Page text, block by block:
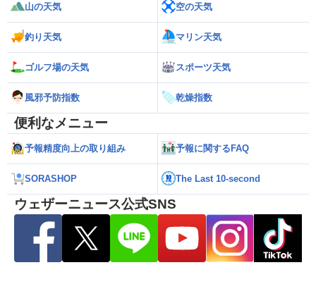
山の天気 空の天気
釣り天気 マリン天気
ゴルフ場の天気 スポーツ天気
風邪予防指数 乾燥指数
便利なメニュー
予報精度向上の取り組み 予報に関するFAQ
SORASHOP The Last 10-second
ウェザーニュース公式SNS